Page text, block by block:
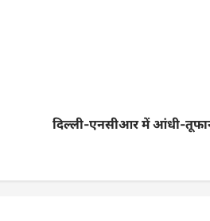
दिल्ली-एनसीआर में आंधी-